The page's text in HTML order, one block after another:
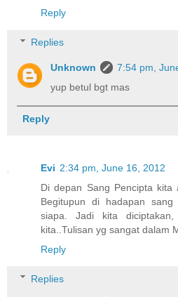
Reply
Replies
Unknown
7:54 pm,
yup betul bgt mas
Reply
Evi 2:34 pm, June 16, 2012
Di depan Sang Pencipta kita
Begitupun di hadapan
siapa. Jadi kita
kita..Tulisan yg sangat dalam
Reply
Replies